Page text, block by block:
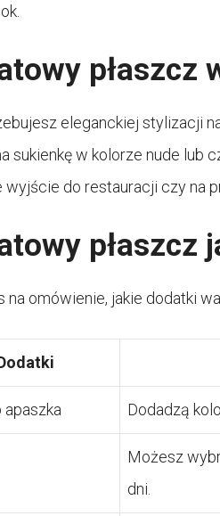
płaszcz
eleganckiej stylizacji
sukienkę w kolorze nude lub
do restauracji czy na
płaszcz
na omówienie, jakie dodatki
apaszka Dodadzą
Możesz
dni.